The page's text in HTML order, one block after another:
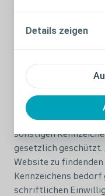
Details zeigen
Gewinne werden an
Geschützte
Kennzeichen
Die auf dieser
sonstigen
gesetzlich geschützt.
Website zu
Kennzeichens
schriftlichen